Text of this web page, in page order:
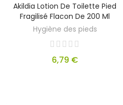
Akildia Lotion De Toilette Pied
Fragilisé Flacon De 200 Ml
Hygiène des pieds
6,79 €